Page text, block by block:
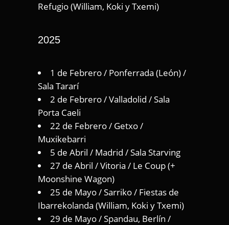
Refugio (William, Koki y Txemi)
2025
1 de Febrero / Ponferrada (León) /
Sala Tararí
2 de Febrero / Valladolid / Sala
Porta Caeli
22 de Febrero / Getxo /
Muxikebarri
5 de Abril / Madrid / Sala Starving
27 de Abril / Vitoria / Le Coup (+
Moonshine Wagon)
25 de Mayo / Sarriko / Fiestas de
Ibarrekolanda (William, Koki y Txemi)
29 de Mayo / Spandau, Berlín /